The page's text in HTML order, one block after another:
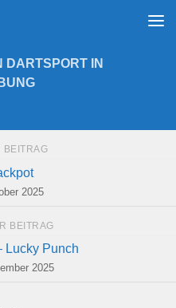
DARTSPORT IN
BEITRAG
2025
BEITRAG
Lucky Punch
2025